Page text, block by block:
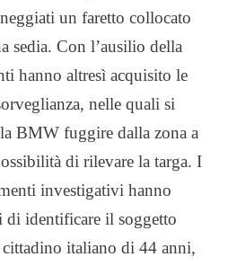
un faretto collocato
sedia. Con l’ausilio della
hanno altresì acquisito le
nelle quali si
BMW fuggire dalla zona a
di rilevare la targa. I
investigativi hanno
di identificare il soggetto
italiano di 44 anni,